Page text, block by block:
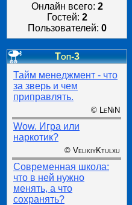
Онлайн всего: 2
Гостей: 2
Пользователей: 0
Топ-3
Тайм менеджмент - что
за зверь и чем
приправлять.
© LeNiN
Wow. Игра или
наркотик?
© VelikiyKtulxu
Современная школа:
что в ней нужно
менять, а что
сохранять?